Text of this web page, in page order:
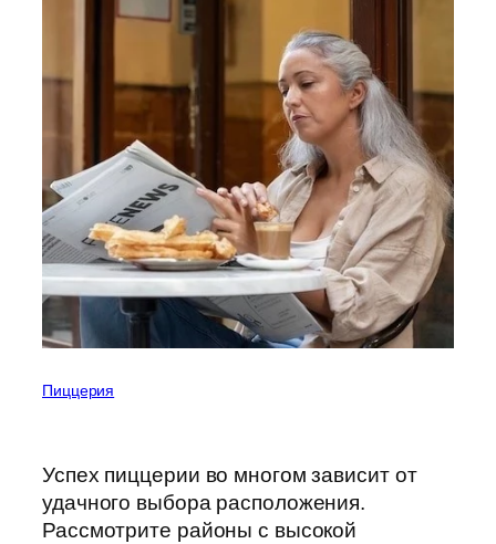
Пиццерия
Успех пиццерии во многом зависит от
удачного выбора расположения.
Рассмотрите районы с высокой